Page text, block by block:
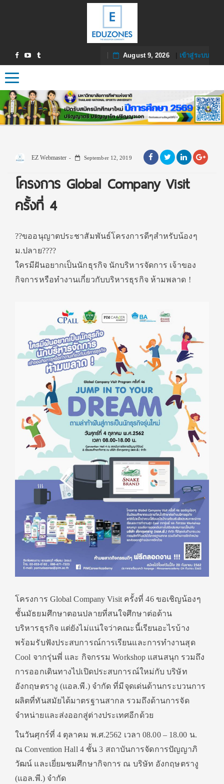
August 9, 2026| เข้าสู่ระบบ
Toggle navigation
EZ Webmaster September 12, 2019
โครงการ Global Company Visit
ครั้งที่ 4
??ขออนุญาตประชาสัมพันธ์โครงการดีๆสำหรับน้องๆ
ม.ปลาย????
ใครมีฝันอยากเป็นนักธุรกิจ นักบริหารจัดการ เจ้าของ
กิจการหรือทำงานเกี่ยวกับบริหารธุรกิจ ห้ามพลาด !
โครงการ Global Company Visit ครั้งที่ 46 ขอเชิญน้องๆ
ชั้นมัธยมศึกษาตอนปลายที่สนใจศึกษาต่อด้าน
บริหารธุรกิจ แต่ยังไม่แน่ใจว่าคณะนี้เรียนอะไรบ้าง
พร้อมรับฟังประสบการณ์การเรียนและการทำงานสุด
Cool จากรุ่นพี่ และ กิจกรรม Workshop แสนสนุก รวมถึง
การออกเดินทางไปเปิดประสบการณ์ใหม่กับ บริษัท
อังกฤษตรางู (แอล.พี.) จำกัด ที่มีจุดเด่นด้านกระบวนการ
ผลิตที่ทันสมัยได้มาตรฐานสากล รวมถึงด้านการจัด
จำหน่ายและส่งออกสู่ต่างประเทศอีกด้วย
ในวันศุกร์ที่ 4 ตุลาคม พ.ศ.2562 เวลา 08.00 – 18.00 น.
ณ Convention Hall 4 ชั้น 3 สถาบันการจัดการปัญญาภิ
วัฒน์ และเยี่ยมชมศึกษากิจการ ณ บริษัท อังกฤษตรางู
(แอล.พี.) จำกัด